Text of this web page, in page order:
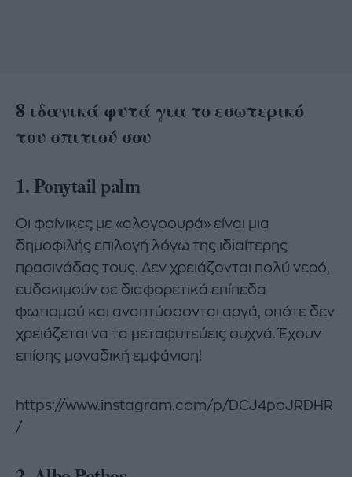
8 ιδανικά φυτά για το εσωτερικό
του σπιτιού σου
1. Ponytail palm
Οι φοίνικες με «αλογοουρά» είναι μια
δημοφιλής επιλογή λόγω της ιδιαίτερης
πρασινάδας τους. Δεν χρειάζονται πολύ νερό,
ευδοκιμούν σε διαφορετικά επίπεδα
φωτισμού και αναπτύσσονται αργά, οπότε δεν
χρειάζεται να τα μεταφυτεύεις συχνά. Έχουν
επίσης μοναδική εμφάνιση!
https://www.instagram.com/p/DCJ4poJRDHR
/